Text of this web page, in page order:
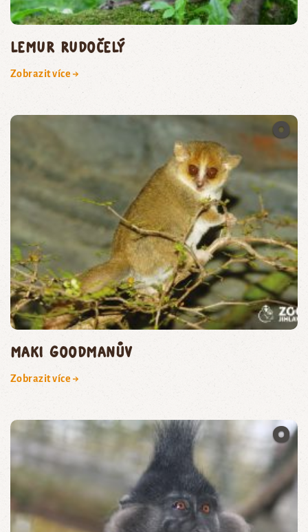
lemur rudočelý
Zobrazit více →
maki Goodmanův
Zobrazit více →